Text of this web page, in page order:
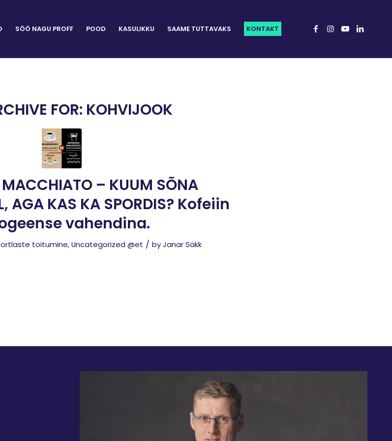
SÖÖ NAGU PROFF POOD KASULIKKU SAAME TUTTAVAKS KONTAKT
FOR: KOHVIJOOK
MACCHIATO – KUUM SÕNA
AGA KAS KA SPORDIS? Kofeiin
vahendina.
toitumine,Uncategorized @et / byJanar Säkk